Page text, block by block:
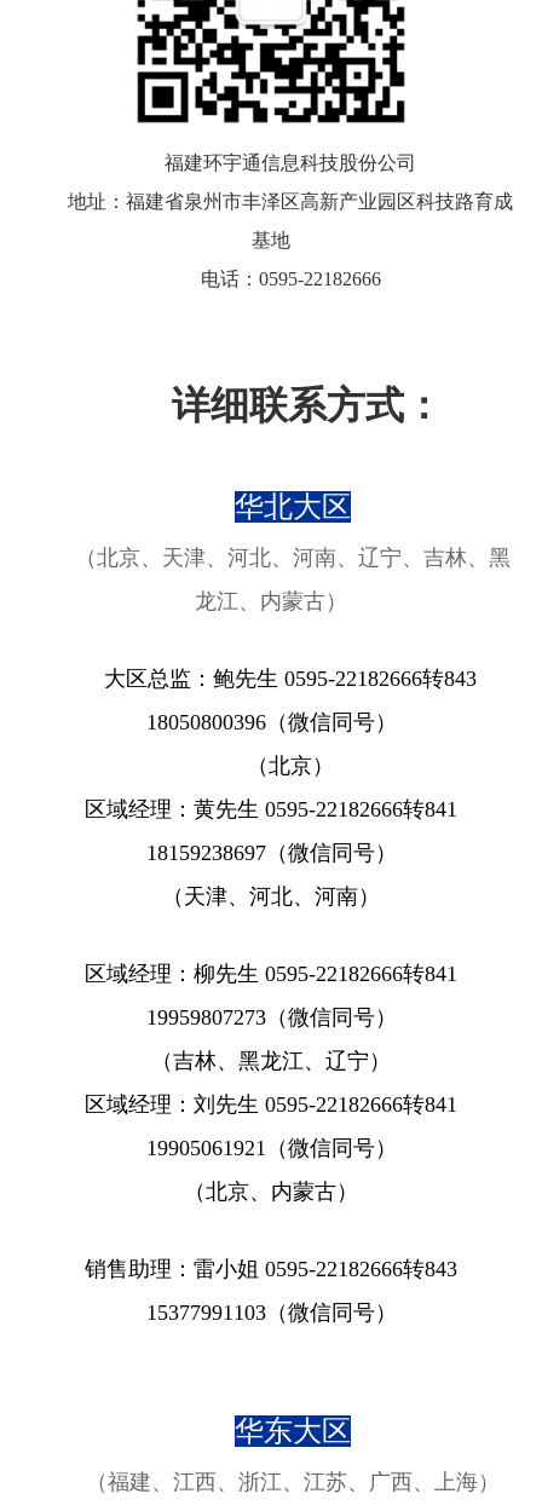
福建环宇通信息科技股份公司
地址：福建省泉州市丰泽区高新产业园区科技路育成
基地
电话：0595-22182666
详细联系方式：
华北大区
（北京、天津、河北、河南、辽宁、吉林、黑
龙江、内蒙古）
大区总监：鲍先生 0595-22182666转843
18050800396（微信同号）
（北京）
区域经理：黄先生 0595-22182666转841
18159238697（微信同号）
（天津、河北、河南）
区域经理：柳先生 0595-22182666转841
19959807273（微信同号）
（吉林、黑龙江、 辽宁 ）
区域经理：刘先生 0595-22182666转841
19905061921 （微信同号）
（北京、内蒙古）
销售助理：雷小姐 0595-22182666转843
15377991103（微信同号）
华东大区
（福建、江西、浙江、江苏、广西、上海）